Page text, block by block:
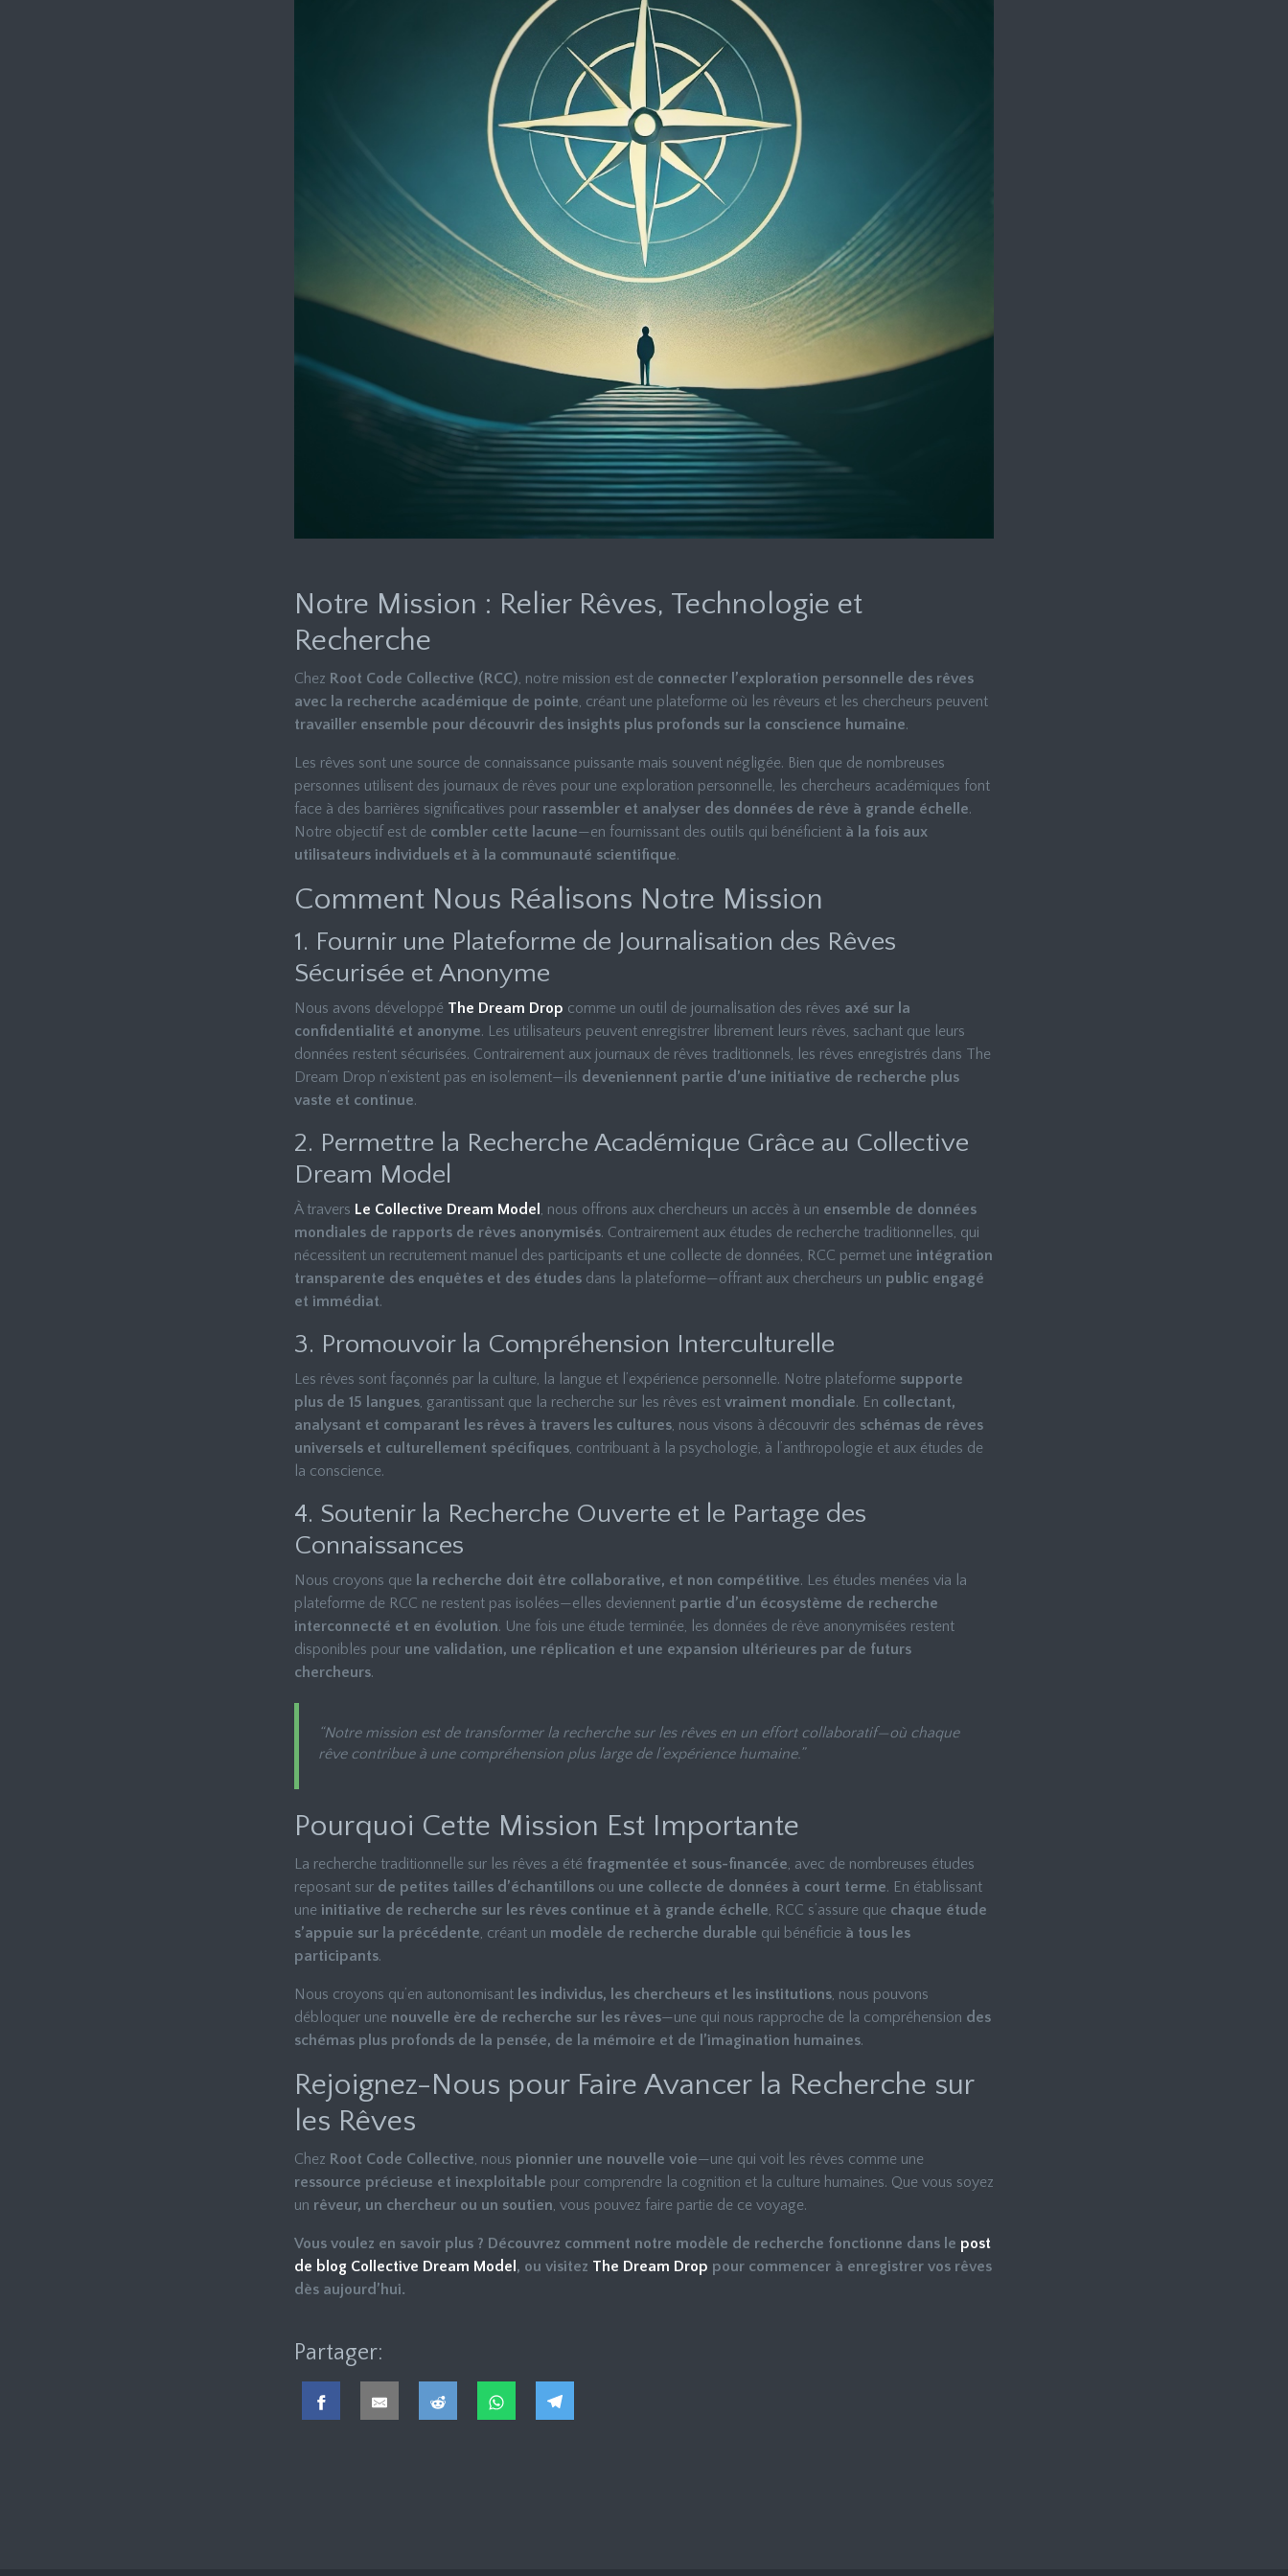
Notre Mission : Relier Rêves, Technologie et
Recherche
Chez Root Code Collective (RCC), notre mission est de connecter l’exploration personnelle des rêves
avec la recherche académique de pointe, créant une plateforme où les rêveurs et les chercheurs peuvent
travailler ensemble pour découvrir des insights plus profonds sur la conscience humaine.
Les rêves sont une source de connaissance puissante mais souvent négligée. Bien que de nombreuses
personnes utilisent des journaux de rêves pour une exploration personnelle, les chercheurs académiques font
face à des barrières significatives pour rassembler et analyser des données de rêve à grande échelle.
Notre objectif est de combler cette lacune—en fournissant des outils qui bénéficient à la fois aux
utilisateurs individuels et à la communauté scientifique.
Comment Nous Réalisons Notre Mission
1. Fournir une Plateforme de Journalisation des Rêves
Sécurisée et Anonyme
Nous avons développé The Dream Drop comme un outil de journalisation des rêves axé sur la
confidentialité et anonyme. Les utilisateurs peuvent enregistrer librement leurs rêves, sachant que leurs
données restent sécurisées. Contrairement aux journaux de rêves traditionnels, les rêves enregistrés dans The
Dream Drop n’existent pas en isolement—ils deveniennent partie d’une initiative de recherche plus
vaste et continue.
2. Permettre la Recherche Académique Grâce au Collective
Dream Model
À travers Le Collective Dream Model , nous offrons aux chercheurs un accès à un ensemble de données
mondiales de rapports de rêves anonymisés. Contrairement aux études de recherche traditionnelles, qui
nécessitent un recrutement manuel des participants et une collecte de données, RCC permet une intégration
transparente des enquêtes et des études dans la plateforme—offrant aux chercheurs un public engagé
et immédiat.
3. Promouvoir la Compréhension Interculturelle
Les rêves sont façonnés par la culture, la langue et l’expérience personnelle. Notre plateforme supporte
plus de 15 langues, garantissant que la recherche sur les rêves est vraiment mondiale. En collectant,
analysant et comparant les rêves à travers les cultures, nous visons à découvrir des schémas de rêves
universels et culturellement spécifiques, contribuant à la psychologie, à l’anthropologie et aux études de
la conscience.
4. Soutenir la Recherche Ouverte et le Partage des
Connaissances
Nous croyons que la recherche doit être collaborative, et non compétitive. Les études menées via la
plateforme de RCC ne restent pas isolées—elles deviennent partie d’un écosystème de recherche
interconnecté et en évolution. Une fois une étude terminée, les données de rêve anonymisées restent
disponibles pour une validation, une réplication et une expansion ultérieures par de futurs
chercheurs.
“Notre mission est de transformer la recherche sur les rêves en un effort collaboratif—où chaque
rêve contribue à une compréhension plus large de l’expérience humaine.”
Pourquoi Cette Mission Est Importante
La recherche traditionnelle sur les rêves a été fragmentée et sous-financée, avec de nombreuses études
reposant sur de petites tailles d’échantillons ou une collecte de données à court terme. En établissant
une initiative de recherche sur les rêves continue et à grande échelle, RCC s’assure que chaque étude
s’appuie sur la précédente, créant un modèle de recherche durable qui bénéficie à tous les
participants.
Nous croyons qu’en autonomisant les individus, les chercheurs et les institutions, nous pouvons
débloquer une nouvelle ère de recherche sur les rêves—une qui nous rapproche de la compréhension des
schémas plus profonds de la pensée, de la mémoire et de l’imagination humaines.
Rejoignez-Nous pour Faire Avancer la Recherche sur
les Rêves
Chez Root Code Collective, nous pionnier une nouvelle voie—une qui voit les rêves comme une
ressource précieuse et inexploitable pour comprendre la cognition et la culture humaines. Que vous soyez
un rêveur, un chercheur ou un soutien, vous pouvez faire partie de ce voyage.
Vous voulez en savoir plus ? Découvrez comment notre modèle de recherche fonctionne dans le post
de blog Collective Dream Model , ou visitez The Dream Drop pour commencer à enregistrer vos rêves
dès aujourd’hui.
Partager: